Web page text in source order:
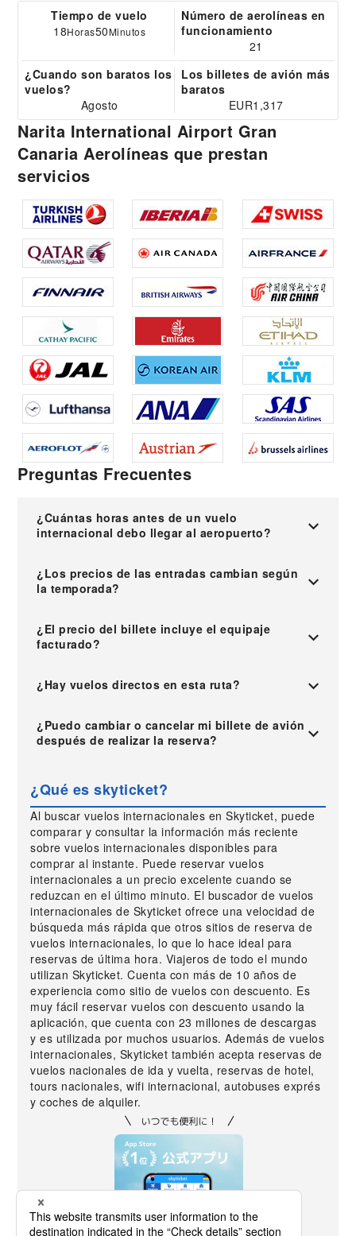
Tiempo de vuelo
18Horas50Minutos
Número de aerolíneas en
funcionamiento
21
¿Cuando son baratos los
vuelos?
Agosto
Los billetes de avión más
baratos
EUR1,317
Narita International Airport Gran
Canaria Aerolíneas que prestan
servicios
Preguntas Frecuentes
¿Cuántas horas antes de un vuelo
internacional debo llegar al aeropuerto?
¿Los precios de las entradas cambian según
la temporada?
¿El precio del billete incluye el equipaje
facturado?
¿Hay vuelos directos en esta ruta?
¿Puedo cambiar o cancelar mi billete de avión
después de realizar la reserva?
¿Qué es skyticket?
Al buscar vuelos internacionales en Skyticket, puede
comparar y consultar la información más reciente
sobre vuelos internacionales disponibles para
comprar al instante. Puede reservar vuelos
internacionales a un precio excelente cuando se
reduzcan en el último minuto. El buscador de vuelos
internacionales de Skyticket ofrece una velocidad de
búsqueda más rápida que otros sitios de reserva de
vuelos internacionales, lo que lo hace ideal para
reservas de última hora. Viajeros de todo el mundo
utilizan Skyticket. Cuenta con más de 10 años de
experiencia como sitio de vuelos con descuento. Es
muy fácil reservar vuelos con descuento usando la
aplicación, que cuenta con 23 millones de descargas
y es utilizada por muchos usuarios. Además de vuelos
internacionales, Skyticket también acepta reservas de
vuelos nacionales de ida y vuelta, reservas de hotel,
tours nacionales, wifi internacional, autobuses exprés
y coches de alquiler.